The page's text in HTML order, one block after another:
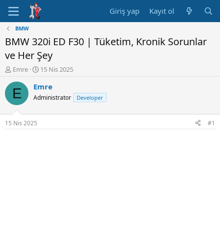
Giriş yap Kayıt ol
BMW
BMW 320i ED F30 | Tüketim, Kronik Sorunlar
ve Her Şey
K
n
u
y
u
B
a
Emre
B
ş
l
n
ı
15 Nis 2025
E Emre
Administrator Developer
15 Nis 2025 #1